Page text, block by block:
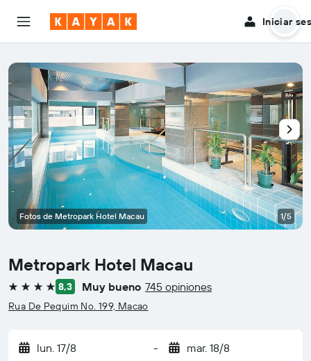
Iniciar
Metropark Hotel Macau
4 estrellas8,3 Muy bueno 745 opiniones
Rua De Pequim No. 199, Macao
lun. 17/8 - mar. 18/8
Fotos de Metropark Hotel Macau 1/5